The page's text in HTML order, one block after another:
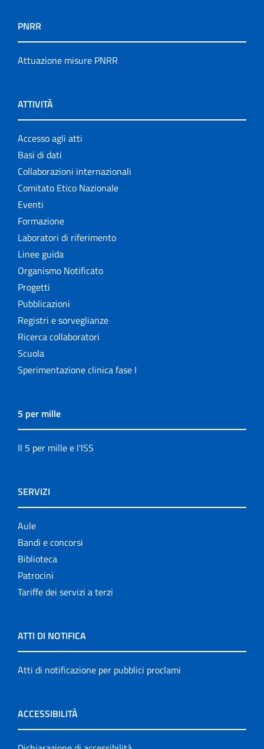
PNRR
Attuazione misure PNRR
ATTIVITÀ
Accesso agli atti
Basi di dati
Collaborazioni internazionali
Comitato Etico Nazionale
Eventi
Formazione
Laboratori di riferimento
Linee guida
Organismo Notificato
Progetti
Pubblicazioni
Registri e sorveglianze
Ricerca collaboratori
Scuola
Sperimentazione clinica fase I
5 per mille
Il 5 per mille e l'ISS
SERVIZI
Aule
Bandi e concorsi
Biblioteca
Patrocini
Tariffe dei servizi a terzi
ATTI DI NOTIFICA
Atti di notificazione per pubblici proclami
ACCESSIBILITÀ